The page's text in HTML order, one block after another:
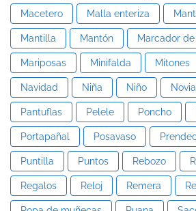
Macetero Malla enteriza
Mantilla Mantón Marcador
Mariposas Minifalda Mitones
Navidad Niña Niño Novia
Pantuflas Pelele Poncho
Portapañal Posavaso
Puntilla Puntos Rebozo
Regalos Reloj Remera